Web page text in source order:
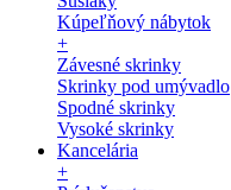
Kúpeľňový nábytok
+
Závesné skrinky
Skrinky pod umývadlo
Spodné skrinky
Vysoké skrinky
Kancelária
+